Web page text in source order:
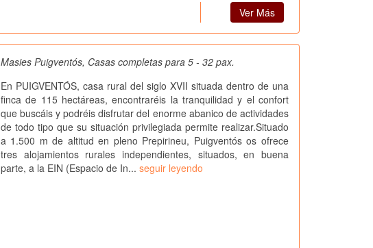
Ver Más
Masies Puigventós, Casas completas para 5 - 32 pax.
En PUIGVENTÓS, casa rural del siglo XVII situada dentro de una
finca de 115 hectáreas, encontraréis la tranquilidad y el confort
que buscáis y podréis disfrutar del enorme abanico de actividades
de todo tipo que su situación privilegiada permite realizar.Situado
a 1.500 m de altitud en pleno Prepirineu, Puigventós os ofrece
tres alojamientos rurales independientes, situados, en buena
parte, a la EIN (Espacio de In... seguir leyendo